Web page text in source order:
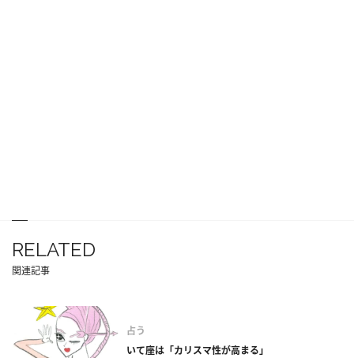
RELATED
関連記事
占う
いて座は「カリスマ性が高まる」